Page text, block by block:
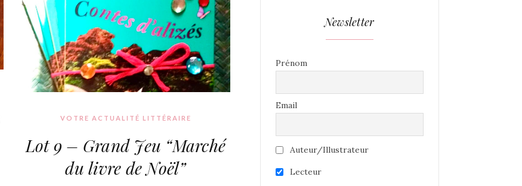
VOTRE ACTUALITÉ LITTÉRAIRE
Lot 9 – Grand Jeu “Marché
du livre de Noël”
Newsletter
Prénom
Email
Auteur/Illustrateur
Lecteur